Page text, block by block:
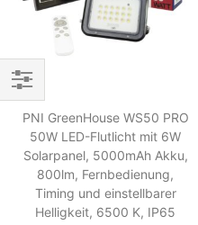
PNI GreenHouse WS50 PRO
50W LED-Flutlicht mit 6W
Solarpanel, 5000mAh Akku,
800lm, Fernbedienung,
Timing und einstellbarer
Helligkeit, 6500 K, IP65
Einkaufsoptionen